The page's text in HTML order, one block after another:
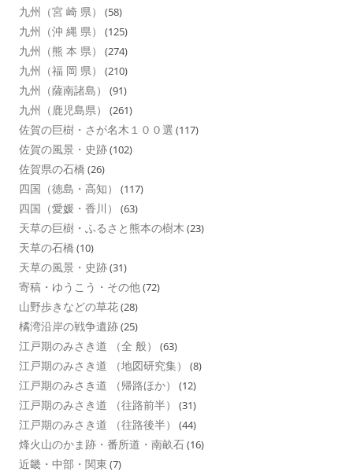
九州（宮 崎 県） (58)
九州（沖 縄 県） (125)
九州（熊 本 県） (274)
九州（福 岡 県） (210)
九州（薩南諸島） (91)
九州（鹿児島県） (261)
佐賀の巨樹・さが名木１００選 (117)
佐賀の風景・史跡(102)
佐賀県の石橋 (26)
四国（徳島・高知） (117)
四国（愛媛・香川） (63)
天草の巨樹・ふるさと熊本の樹木 (23)
天草の石橋 (10)
天草の風景・史跡(31)
寄稿・ゆうこう・その他(72)
山野歩きなどの草花(28)
橘湾沿岸の戦争遺跡(25)
江戸期のみさき道 （全 般） (63)
江戸期のみさき道 （地図研究集） (8)
江戸期のみさき道 （帰路ほか） (12)
江戸期のみさき道 （往路前半） (31)
江戸期のみさき道 （往路後半） (44)
烽火山のかま跡・番所道・南畝石(16)
近畿・中部・関東 (7)